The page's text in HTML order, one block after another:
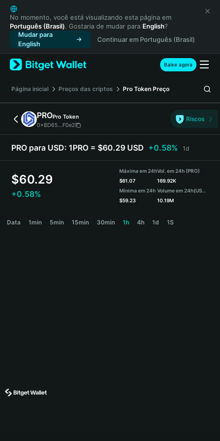
English
日本語
Tiếng Việt
Русский
Español (Latinoamérica)
Türkçe
Français
Deutsch
简体中文
繁體中文
Português (Portugal)
Bahasa Indonesia
ภาษาไทย
Español
Español (Argentina)
No momento, você está visualizando esta página em
Português (Brasil). Gostaria de mudar para English?
Mudar para
English
Continuar em Português (Brasil)
Baixe agora
Página inicial Preços das criptos Pro Token Preço
PROPro Token
0x8D65...F0e2
Riscos
PRO para USD: 1PRO = $60.29 USD +0.58% 1d
$60.29
+0.58%
Máxima em 24h
$61.07
Mínima em 24h
$59.23
Vol. em 24h (PRO)
169.92K
Volume em 24h(USDT)
10.19M
Data 1min 5min 15min 30min 1h 4h 1d 1S